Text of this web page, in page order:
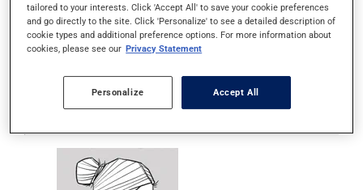
Fixez les attaches (p. ex. élastiques, cordons) derrière
les oreilles ou derrière la tête.
tailored to your interests. Click 'Accept All' to save your cookie preferences
and go directly to the site. Click 'Personalize' to see a detailed description of
cookie types and additional preference options. For more information about
cookies, please see our Privacy Statement
Personalize Accept All